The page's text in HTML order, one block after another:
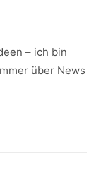
– ich bin
über News